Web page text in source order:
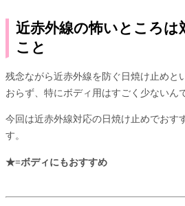
近赤外線の怖いところは
こと
残念ながら近赤外線を防ぐ日焼け止めと
おらず、特にボディ用はすごく少ないん
今回は近赤外線対応の日焼け止めでおす
す。
★=ボディにもおすすめ